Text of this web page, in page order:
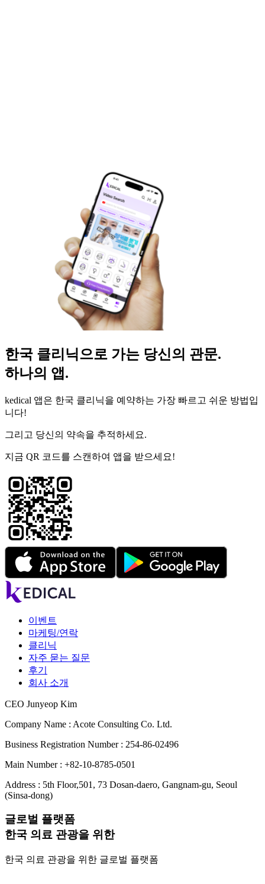
한국 클리닉으로 가는 당신의 관문.
하나의 앱.
kedical 앱은 한국 클리닉을 예약하는 가장 빠르고 쉬운 방법입
니다!
그리고 당신의 약속을 추적하세요.
지금 QR 코드를 스캔하여 앱을 받으세요!
이벤트
마케팅/연락
클리닉
자주 묻는 질문
후기
회사 소개
CEO Junyeop Kim
Company Name : Acote Consulting Co. Ltd.
Business Registration Number : 254-86-02496
Main Number : +82-10-8785-0501
Address : 5th Floor,501, 73 Dosan-daero, Gangnam-gu, Seoul
(Sinsa-dong)
글로벌 플랫폼
한국 의료 관광을 위한
한국 의료 관광을 위한 글로벌 플랫폼